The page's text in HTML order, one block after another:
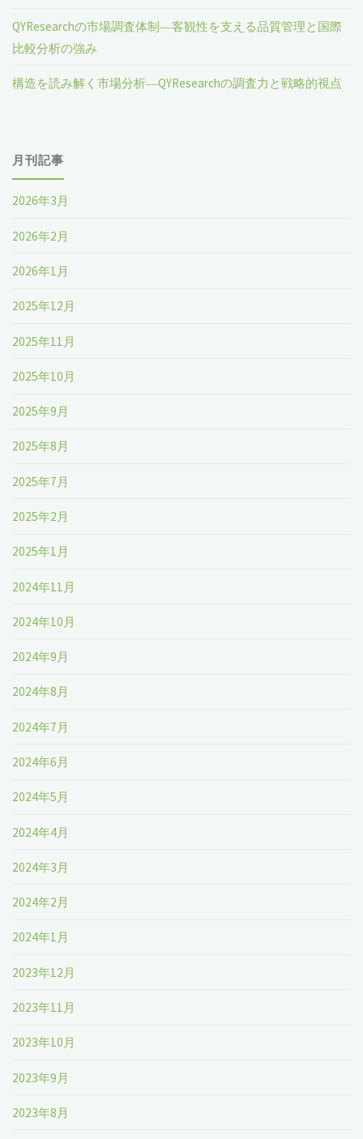
QYResearchの市場調査体制―客観性を支える品質管理と国際
比較分析の強み
構造を読み解く市場分析―QYResearchの調査力と戦略的視点
月刊記事
2026年3月
2026年2月
2026年1月
2025年12月
2025年11月
2025年10月
2025年9月
2025年8月
2025年7月
2025年2月
2025年1月
2024年11月
2024年10月
2024年9月
2024年8月
2024年7月
2024年6月
2024年5月
2024年4月
2024年3月
2024年2月
2024年1月
2023年12月
2023年11月
2023年10月
2023年9月
2023年8月